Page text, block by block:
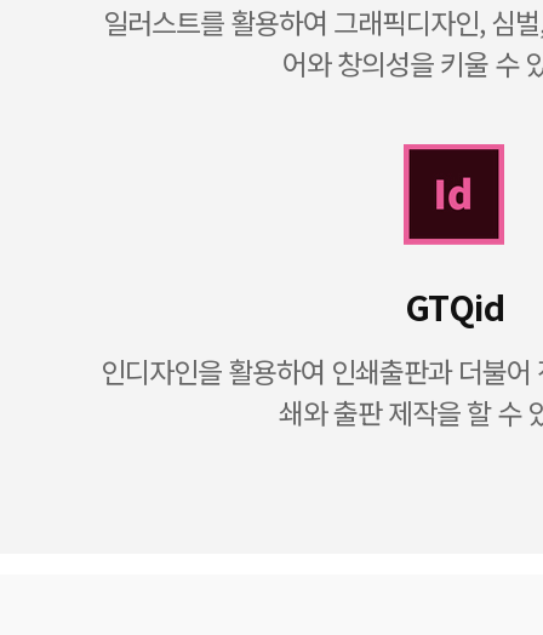
일러스트를 활용하여 그래픽디자인, 심
어와 창의성을 키울 수
GTQid
인디자인을 활용하여 인쇄출판과 더불
쇄와 출판 제작을 할 수